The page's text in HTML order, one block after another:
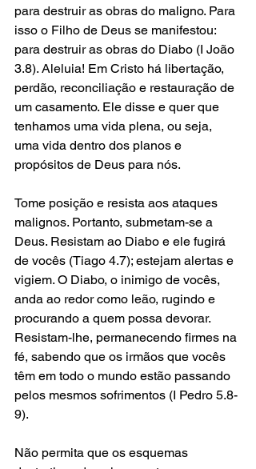
para destruir as obras do maligno. Para
isso o Filho de Deus se manifestou:
para destruir as obras do Diabo (I João
3.8). Aleluia! Em Cristo há libertação,
perdão, reconciliação e restauração de
um casamento. Ele disse e quer que
tenhamos uma vida plena, ou seja,
uma vida dentro dos planos e
propósitos de Deus para nós.
Tome posição e resista aos ataques
malignos. Portanto, submetam-se a
Deus. Resistam ao Diabo e ele fugirá
de vocês (Tiago 4.7); estejam alertas e
vigiem. O Diabo, o inimigo de vocês,
anda ao redor como leão, rugindo e
procurando a quem possa devorar.
Resistam-lhe, permanecendo firmes na
fé, sabendo que os irmãos que vocês
têm em todo o mundo estão passando
pelos mesmos sofrimentos (I Pedro 5.8-
9).
Não permita que os esquemas